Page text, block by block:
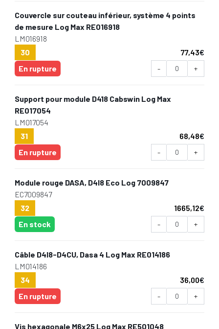
Couvercle sur couteau inférieur, système 4 points
de mesure Log Max RE016918
LM016918
30
77,43€
En rupture
- +
Support pour module D418 Cabswin Log Max
RE017054
LM017054
31
68,48€
En rupture
- +
Module rouge DASA, D4I8 Eco Log 7009847
EC7009847
32
1665,12€
En stock
- +
Câble D4I8-D4CU, Dasa 4 Log Max RE014186
LM014186
34
36,00€
En rupture
- +
Vis hexagonale M6x25 Log Max RE501048